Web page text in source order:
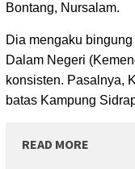
Bontang, Nursalam.
Dia mengaku
Dalam Negeri
konsisten. Pasalnya,
batas Kampung
READ MORE